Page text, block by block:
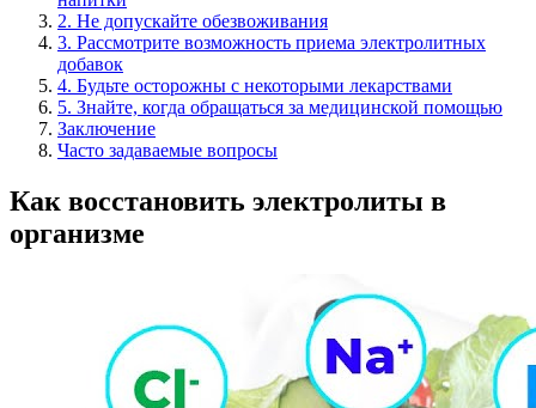
2. Не допускайте обезвоживания
3. Рассмотрите возможность приема электролитных
добавок
4. Будьте осторожны с некоторыми лекарствами
5. Знайте, когда обращаться за медицинской помощью
Заключение
Часто задаваемые вопросы
Как восстановить электролиты в
организме